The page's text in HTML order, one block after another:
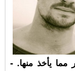
مما يأخذ منها. -